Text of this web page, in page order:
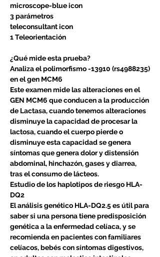
microscope-blue icon
3 parámetros
teleconsultant icon
1 Teleorientación
¿Qué mide esta prueba?
Analiza el polimorfismo -13910 (rs4988235)
en el gen MCM6
Este examen mide las alteraciones en el
GEN MCM6 que conducen a la producción
de Lactasa, cuando tenemos alteraciones
disminuye la capacidad de procesar la
lactosa, cuando el cuerpo pierde o
disminuye esta capacidad se genera
síntomas que genera dolor y distensión
abdominal, hinchazón, gases y diarrea,
tras el consumo de lácteos.
Estudio de los haplotipos de riesgo HLA-
DQ2
El análisis genético HLA-DQ2.5 es útil para
saber si una persona tiene predisposición
genética a la enfermedad celíaca, y se
recomienda en pacientes con familiares
celíacos, bebés con síntomas digestivos,